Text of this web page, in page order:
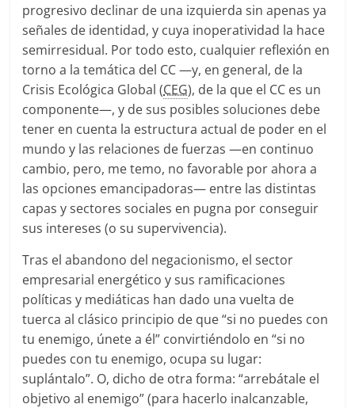
progresivo declinar de una izquierda sin apenas ya
señales de identidad, y cuya inoperatividad la hace
semirresidual. Por todo esto, cualquier reflexión en
torno a la temática del CC —y, en general, de la
Crisis Ecológica Global (CEG), de la que el CC es un
componente—, y de sus posibles soluciones debe
tener en cuenta la estructura actual de poder en el
mundo y las relaciones de fuerzas —en continuo
cambio, pero, me temo, no favorable por ahora a
las opciones emancipadoras— entre las distintas
capas y sectores sociales en pugna por conseguir
sus intereses (o su supervivencia).
Tras el abandono del negacionismo, el sector
empresarial energético y sus ramificaciones
políticas y mediáticas han dado una vuelta de
tuerca al clásico principio de que “si no puedes con
tu enemigo, únete a él” convirtiéndolo en “si no
puedes con tu enemigo, ocupa su lugar:
suplántalo”. O, dicho de otra forma: “arrebátale el
objetivo al enemigo” (para hacerlo inalcanzable,